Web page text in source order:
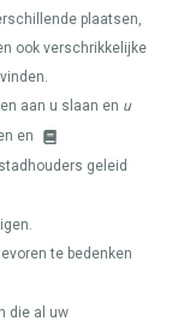
plaatsen,
ook verschrikkelijke
aan u slaan en u
en
geleid
te bedenken
die al uw